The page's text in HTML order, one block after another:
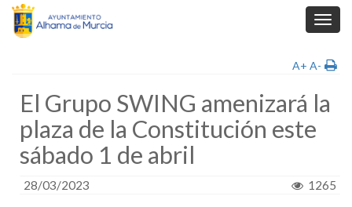
A+ A-
El Grupo SWING amenizará la
plaza de la Constitución este
sábado 1 de abril
28/03/2023 1265